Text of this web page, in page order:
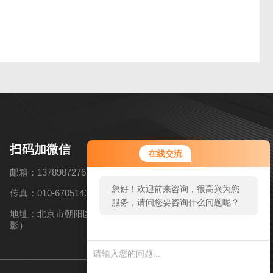
在线交流
您好！欢迎前来咨询，很高兴为您
服务，请问您要咨询什么问题呢？
扫码加微信
邮箱：1378987276@qq.com
传真：010-67051434
地址：北京市朝阳区高碑店乡北花园村6号（近韩国慕色摄
影）